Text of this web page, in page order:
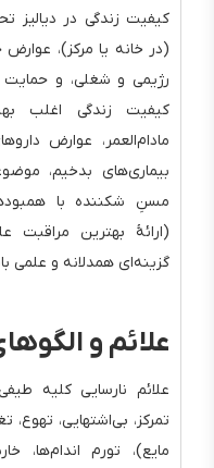
کیفیت زندگی در دیالیز
(در خانه یا مرکز)،
رژیمی و شغلی، و حمایت
کیفیت زندگی اغلب
مادام‌العمر، عوارض
بیماری‌های بدخیم،
مسنِ شکننده با
(ارائهٔ بهترین مراقبت
گزینه‌ای همدلانه و علمی
علائم و
علائم نارسایی کلیه
تمرکز، بی‌اشتهایی،
مایع)، تورم اندام‌ها،